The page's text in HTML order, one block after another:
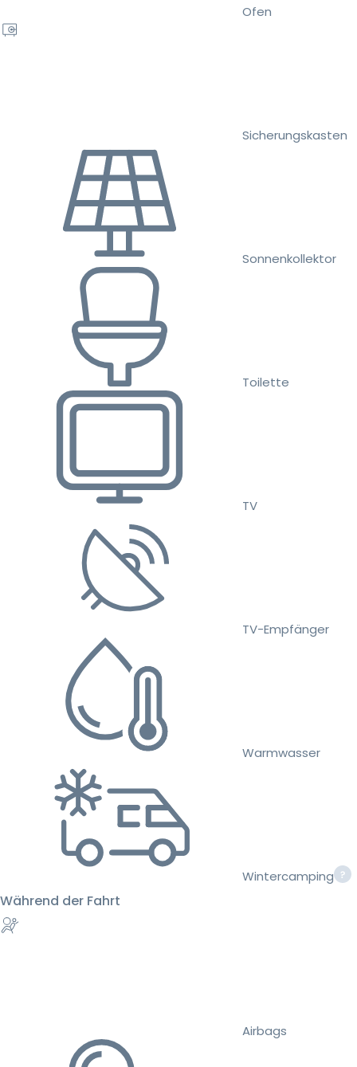
Ofen
Sicherungskasten
Sonnenkollektor
Toilette
TV
TV-Empfänger
Warmwasser
Wintercamping
Während der Fahrt
Airbags